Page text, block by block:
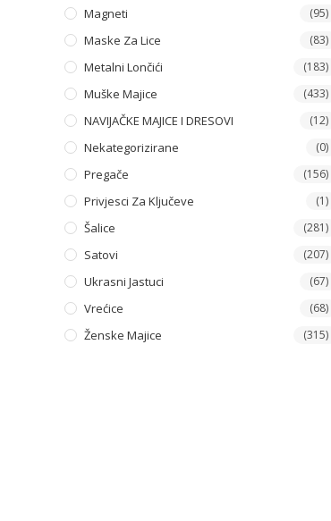
Magneti (95)
Maske Za Lice (83)
Metalni Lončići (183)
Muške Majice (433)
NAVIJAČKE MAJICE I DRESOVI (12)
Nekategorizirane (0)
Pregače (156)
Privjesci Za Ključeve (1)
Šalice (281)
Satovi (207)
Ukrasni Jastuci (67)
Vrećice (68)
Ženske Majice (315)